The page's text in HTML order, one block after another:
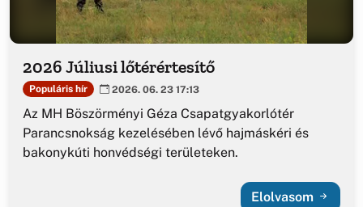
2026 Júliusi lőtérértesítő
Populáris hír 2026. 06. 23 17:13
Az MH Böszörményi Géza Csapatgyakorlótér
Parancsnokság kezelésében lévő hajmáskéri és
bakonykúti honvédségi területeken.
Elolvasom